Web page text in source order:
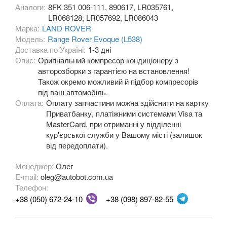
SKODA
SMART
SUBARU
SUZUKI
TESLA
TOYOTA keyboard_arrow_down
VOLKSWAGEN keyboard_arrow_down
В наявності!
Аналоги: 8FK 351 006-111, 890617, LR035761,
LR068128, LR057692, LR086043
Марка: LAND ROVER
Модель: Range Rover Evoque (L538)
Доставка по Україні: 1-3 дні
Опис: Оригінальний компресор кондиціонеру з
авторозборки з гарантією на встановлення!
Також окремо можливий й підбор компресорів
під ваш автомобіль.
Оплата: Оплату запчастини можна здійснити на картку
Приватбанку, платіжними системами Visa та
MasterCard, при отриманні у відділенні
кур'єрської служби у Вашому місті (залишок
від передоплати).
Менеджер: Олег
E-mail: oleg@autobot.com.ua
Телефон:
+38 (050) 672-24-10
+38 (098) 897-82-55